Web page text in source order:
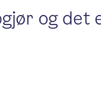
og det